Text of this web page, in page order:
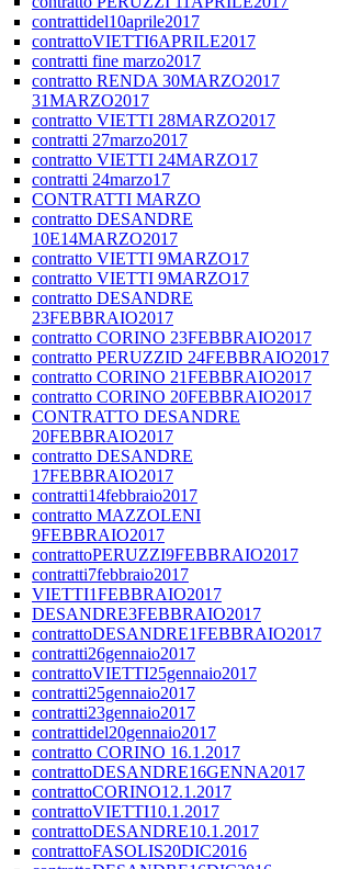
contrattidel10aprile2017
contrattoVIETTI6APRILE2017
contratti fine marzo2017
contratto RENDA 30MARZO2017
31MARZO2017
contratto VIETTI 28MARZO2017
contratti 27marzo2017
contratto VIETTI 24MARZO17
contratti 24marzo17
CONTRATTI MARZO
contratto DESANDRE
10E14MARZO2017
contratto VIETTI 9MARZO17
contratto VIETTI 9MARZO17
contratto DESANDRE
23FEBBRAIO2017
contratto CORINO 23FEBBRAIO2017
contratto PERUZZID 24FEBBRAIO2017
contratto CORINO 21FEBBRAIO2017
contratto CORINO 20FEBBRAIO2017
CONTRATTO DESANDRE
20FEBBRAIO2017
contratto DESANDRE
17FEBBRAIO2017
contratti14febbraio2017
contratto MAZZOLENI
9FEBBRAIO2017
contrattoPERUZZI9FEBBRAIO2017
contratti7febbraio2017
VIETTI1FEBBRAIO2017
DESANDRE3FEBBRAIO2017
contrattoDESANDRE1FEBBRAIO2017
contratti26gennaio2017
contrattoVIETTI25gennaio2017
contratti25gennaio2017
contratti23gennaio2017
contrattidel20gennaio2017
contratto CORINO 16.1.2017
contrattoDESANDRE16GENNA2017
contrattoCORINO12.1.2017
contrattoVIETTI10.1.2017
contrattoDESANDRE10.1.2017
contrattoFASOLIS20DIC2016